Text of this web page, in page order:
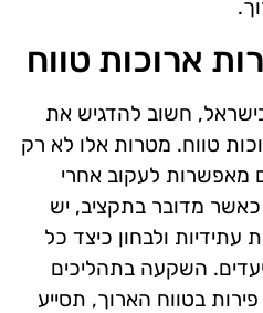
ארוכות טווח
חשוב להדגיש את
טווח. מטרות אלו לא רק
מאפשרות לעקוב אחרי
מדובר בתקציב, יש
עתידיות ולבחון כיצד כל
השקעה בתהליכים
פירות בטווח הארוך, תסייע